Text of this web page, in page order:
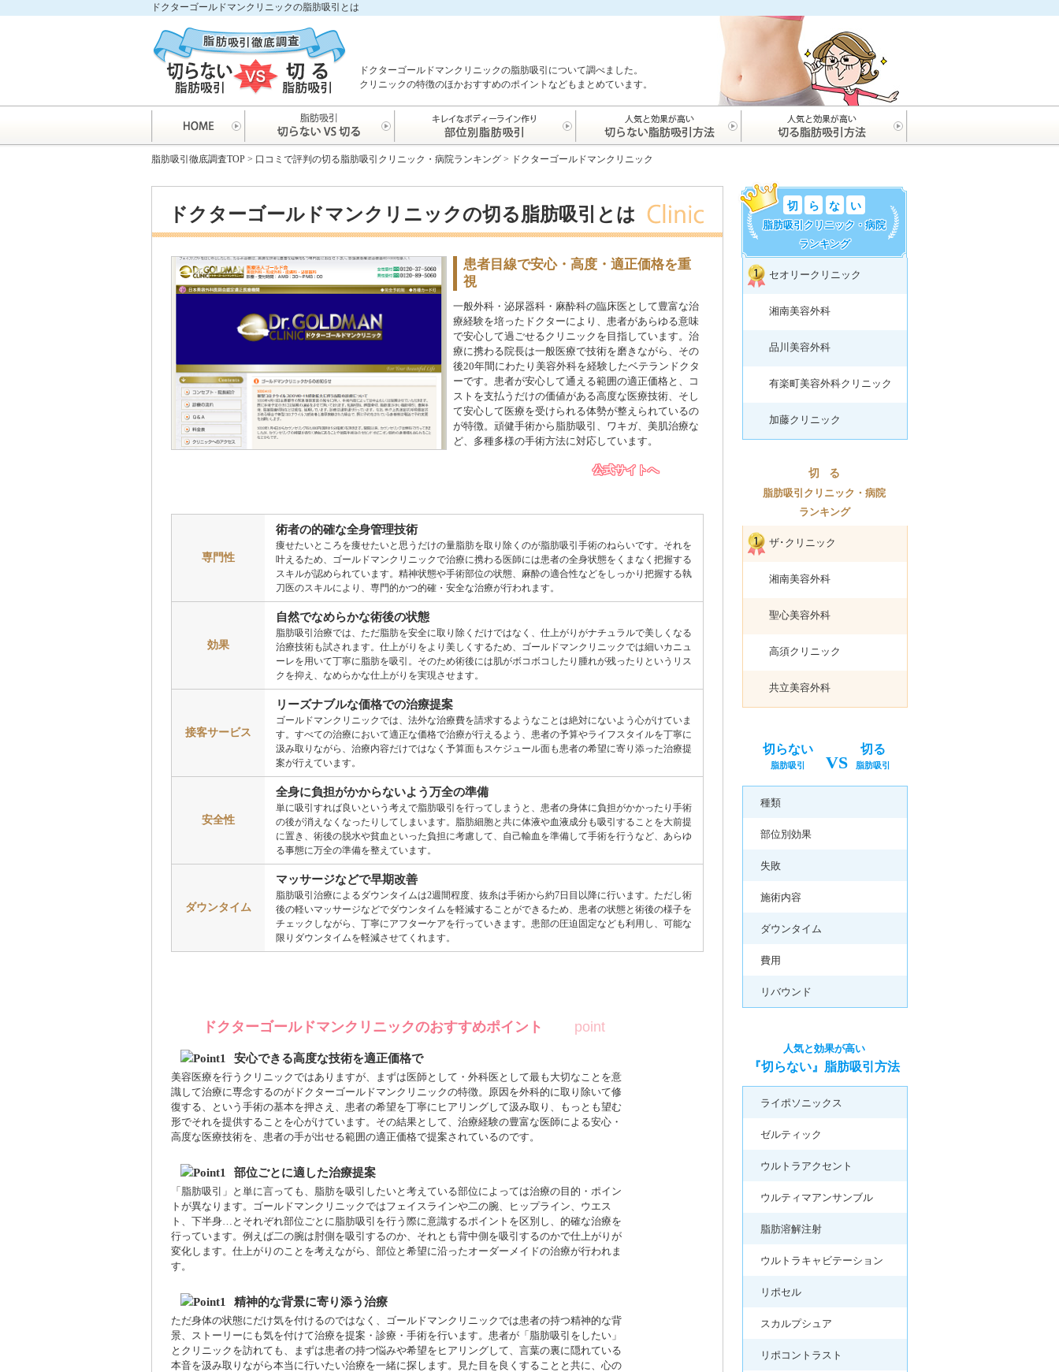
ドクターゴールドマンクリニックの脂肪吸引とは
ドクターゴールドマンクリニックの脂肪吸引について調べました。
クリニックの特徴のほかおすすめのポイントなどもまとめています。
脂肪吸引徹底調査TOP > 口コミで評判の切る脂肪吸引クリニック・病院ランキング > ドクターゴールドマンクリニック
ドクターゴールドマンクリニックの切る脂肪吸引とは
患者目線で安心・高度・適正価格を重
視
一般外科・泌尿器科・麻酔科の臨床医として豊富な治
療経験を培ったドクターにより、患者があらゆる意味
で安心して過ごせるクリニックを目指しています。治
療に携わる院長は一般医療で技術を磨きながら、その
後20年間にわたり美容外科を経験したベテランドクタ
ーです。患者が安心して通える範囲の適正価格と、コ
ストを支払うだけの価値がある高度な医療技術、そし
て安心して医療を受けられる体勢が整えられているの
が特徴。頑健手術から脂肪吸引、ワキガ、美肌治療な
ど、多種多様の手術方法に対応しています。
公式サイトへ
専門性
術者の的確な全身管理技術
痩せたいところを痩せたいと思うだけの量脂肪を取り除くのが脂肪吸引手術のねらいです。それを
叶えるため、ゴールドマンクリニックで治療に携わる医師には患者の全身状態をくまなく把握する
スキルが認められています。精神状態や手術部位の状態、麻酔の適合性などをしっかり把握する執
刀医のスキルにより、専門的かつ的確・安全な治療が行われます。
効果
自然でなめらかな術後の状態
脂肪吸引治療では、ただ脂肪を安全に取り除くだけではなく、仕上がりがナチュラルで美しくなる
治療技術も試されます。仕上がりをより美しくするため、ゴールドマンクリニックでは細いカニュ
ーレを用いて丁寧に脂肪を吸引。そのため術後には肌がボコボコしたり腫れが残ったりというリス
クを抑え、なめらかな仕上がりを実現させます。
接客サービス
リーズナブルな価格での治療提案
ゴールドマンクリニックでは、法外な治療費を請求するようなことは絶対にないよう心がけていま
す。すべての治療において適正な価格で治療が行えるよう、患者の予算やライフスタイルを丁寧に
汲み取りながら、治療内容だけではなく予算面もスケジュール面も患者の希望に寄り添った治療提
案が行えています。
安全性
全身に負担がかからないよう万全の準備
単に吸引すれば良いという考えで脂肪吸引を行ってしまうと、患者の身体に負担がかかったり手術
の後が消えなくなったりしてしまいます。脂肪細胞と共に体液や血液成分も吸引することを大前提
に置き、術後の脱水や貧血といった負担に考慮して、自己輸血を準備して手術を行うなど、あらゆ
る事態に万全の準備を整えています。
ダウンタイム
マッサージなどで早期改善
脂肪吸引治療によるダウンタイムは2週間程度、抜糸は手術から約7日目以降に行います。ただし術
後の軽いマッサージなどでダウンタイムを軽減することができるため、患者の状態と術後の様子を
チェックしながら、丁寧にアフターケアを行っていきます。患部の圧迫固定なども利用し、可能な
限りダウンタイムを軽減させてくれます。
ドクターゴールドマンクリニックのおすすめポイント
安心できる高度な技術を適正価格で
美容医療を行うクリニックではありますが、まずは医師として・外科医として最も大切なことを意
識して治療に専念するのがドクターゴールドマンクリニックの特徴。原因を外科的に取り除いて修
復する、という手術の基本を押さえ、患者の希望を丁寧にヒアリングして汲み取り、もっとも望む
形でそれを提供することを心がけています。その結果として、治療経験の豊富な医師による安心・
高度な医療技術を、患者の手が出せる範囲の適正価格で提案されているのです。
部位ごとに適した治療提案
「脂肪吸引」と単に言っても、脂肪を吸引したいと考えている部位によっては治療の目的・ポイン
トが異なります。ゴールドマンクリニックではフェイスラインや二の腕、ヒップライン、ウエス
ト、下半身…とそれぞれ部位ごとに脂肪吸引を行う際に意識するポイントを区別し、的確な治療を
行っています。例えば二の腕は肘側を吸引するのか、それとも背中側を吸引するのかで仕上がりが
変化します。仕上がりのことを考えながら、部位と希望に沿ったオーダーメイドの治療が行われま
す。
精神的な背景に寄り添う治療
ただ身体の状態にだけ気を付けるのではなく、ゴールドマンクリニックでは患者の持つ精神的な背
景、ストーリーにも気を付けて治療を提案・診療・手術を行います。患者が「脂肪吸引をしたい」
とクリニックを訪れても、まずは患者の持つ悩みや希望をヒアリングして、言葉の裏に隠れている
本音を汲み取りながら本当に行いたい治療を一緒に探します。見た目を良くすることと共に、心の
切 ら な い
脂肪吸引クリニック・病院
ランキング
セオリークリニック
湘南美容外科
品川美容外科
有楽町美容外科クリニック
加藤クリニック
切 る
脂肪吸引クリニック・病院
ランキング
ザ･クリニック
湘南美容外科
聖心美容外科
高須クリニック
共立美容外科
切らない
脂肪吸引 VS
切る
脂肪吸引
種類
部位別効果
失敗
施術内容
ダウンタイム
費用
リバウンド
人気と効果が高い
『切らない』脂肪吸引方法
ライポソニックス
ゼルティック
ウルトラアクセント
ウルティマアンサンブル
脂肪溶解注射
ウルトラキャビテーション
リポセル
スカルプシュア
リポコントラスト